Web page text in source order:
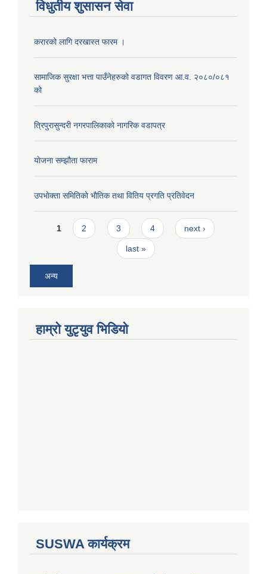
विधुतीय शुसासन सेवा
करारको लागि दरखास्त फारम ।
सामाजिक सुरक्षा भत्ता पाउँनेहरुको वडागत विवरण आ.व. २०८०/०८१
को
त्रिपुरासुन्दरी नगरपालिकाको नागरिक वडापत्र
याेजना सम्झौता फाराम
उपभाेक्ता समितिकाे भाैतिक तथा वितिय प्रगति प्रतिवेदन
Pages
1 2 3 4 next ›
last »
अन्य
हाम्राे युटृयुव भिडियाे
SUSWA कार्यक्रम